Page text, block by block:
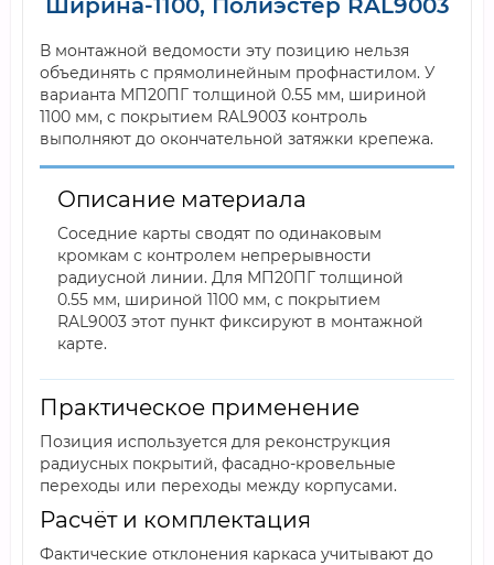
Ширина-1100, Полиэстер RAL9003
В монтажной ведомости эту позицию нельзя
объединять с прямолинейным профнастилом. У
варианта МП20ПГ толщиной 0.55 мм, шириной
1100 мм, с покрытием RAL9003 контроль
выполняют до окончательной затяжки крепежа.
Описание материала
Соседние карты сводят по одинаковым
кромкам с контролем непрерывности
радиусной линии. Для МП20ПГ толщиной
0.55 мм, шириной 1100 мм, с покрытием
RAL9003 этот пункт фиксируют в монтажной
карте.
Практическое применение
Позиция используется для реконструкция
радиусных покрытий, фасадно-кровельные
переходы или переходы между корпусами.
Расчёт и комплектация
Фактические отклонения каркаса учитывают до